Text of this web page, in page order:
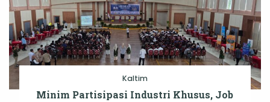
Kaltim
Minim Partisipasi Industri Khusus, Job